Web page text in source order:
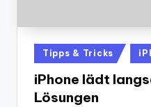
Posted
in
Tipps & Tricks
iPhone lädt
Lösungen